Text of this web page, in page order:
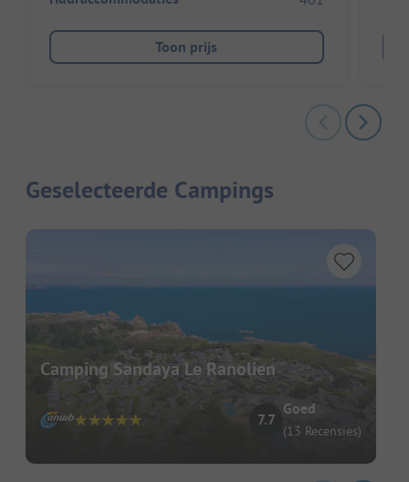
Toon prijs
Geselecteerde Campings
Camping Sandaya Le Ranolien
7.7
Goed
(13 Recensies)